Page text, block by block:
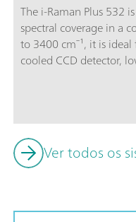
The i-Raman Plus 532
spectral coverage in a
to 3400 cm⁻¹, it is
cooled CCD detector,
Raman spectroscopy
traditional benchtop
accessible
system’s small
and can be used with
Ver todos os